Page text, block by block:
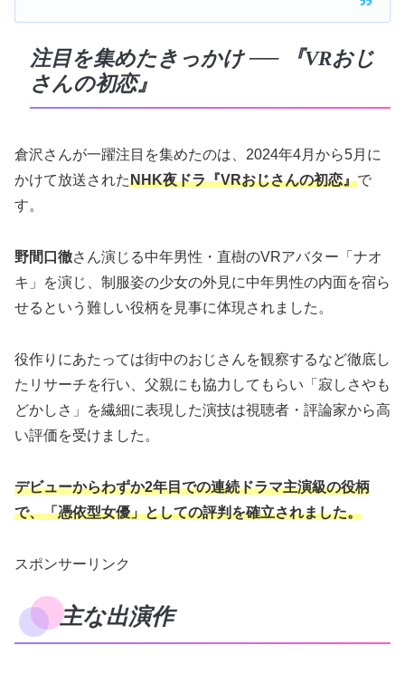
注目を集めたきっかけ ── 『VRおじ
さんの初恋』
倉沢さんが一躍注目を集めたのは、2024年4月から5月に
かけて放送されたNHK夜ドラ『VRおじさんの初恋』で
す。
野間口徹さん演じる中年男性・直樹のVRアバター「ナオ
キ」を演じ、制服姿の少女の外見に中年男性の内面を宿ら
せるという難しい役柄を見事に体現されました。
役作りにあたっては街中のおじさんを観察するなど徹底し
たリサーチを行い、父親にも協力してもらい「寂しさやも
どかしさ」を繊細に表現した演技は視聴者・評論家から高
い評価を受けました。
デビューからわずか2年目での連続ドラマ主演級の役柄
で、「憑依型女優」としての評判を確立されました。
スポンサーリンク
主な出演作